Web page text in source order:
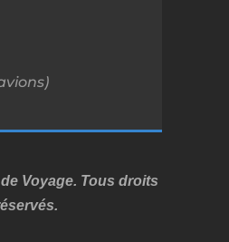
Voyage. Tous droits